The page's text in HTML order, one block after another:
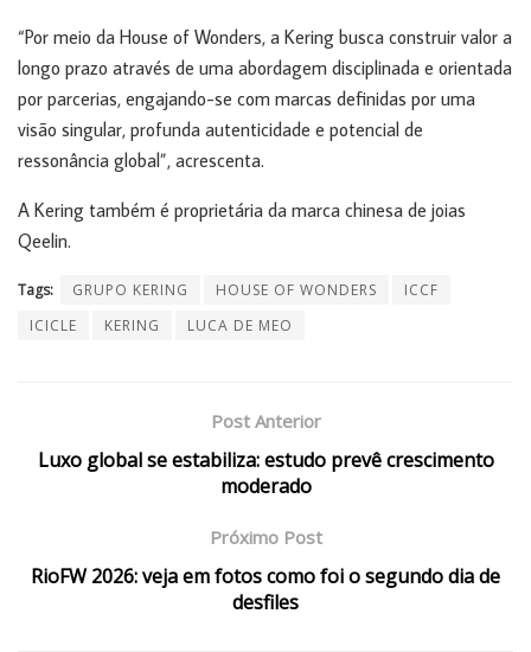
“Por meio da House of Wonders, a Kering busca construir valor a
longo prazo através de uma abordagem disciplinada e orientada
por parcerias, engajando-se com marcas definidas por uma
visão singular, profunda autenticidade e potencial de
ressonância global”, acrescenta.
A Kering também é proprietária da marca chinesa de joias
Qeelin.
Tags: GRUPO KERING HOUSE OF WONDERS
ICCF
ICICLE
KERING LUCA DE MEO
Post Anterior
Luxo global se estabiliza: estudo prevê crescimento
moderado
Próximo Post
RioFW 2026: veja em fotos como foi o segundo dia de
desfiles